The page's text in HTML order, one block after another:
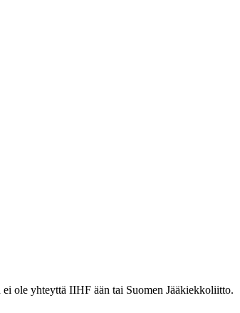
ole yhteyttä IIHF ään tai Suomen Jääkiekkoliitto.